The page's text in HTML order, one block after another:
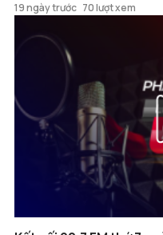
19 ngày trước 70 lượt xem